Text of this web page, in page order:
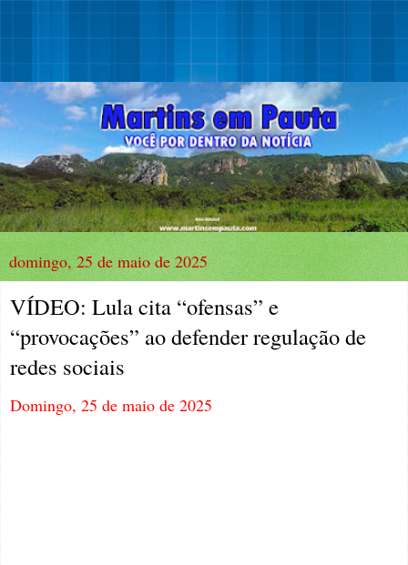
domingo, 25 de maio de 2025
VÍDEO: Lula cita “ofensas” e
“provocações” ao defender regulação de
redes sociais
Domingo, 25 de maio de 2025